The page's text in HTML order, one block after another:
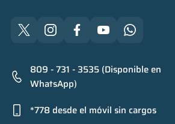
809 - 731 - 3535 (Disponible en
WhatsApp)
*778 desde el móvil sin cargos